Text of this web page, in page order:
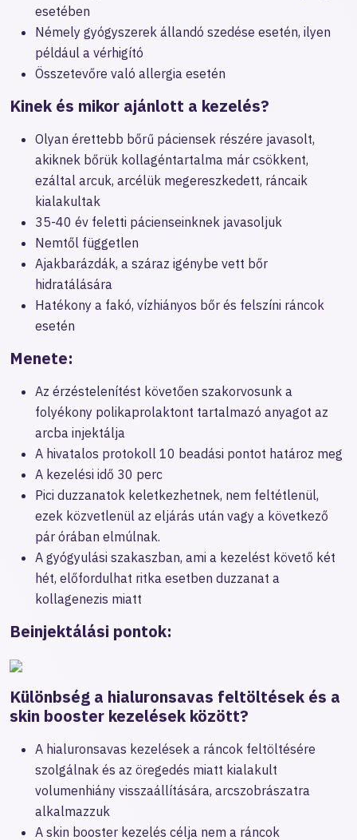
esetében
Némely gyógyszerek állandó szedése esetén, ilyen
például a vérhigító
Összetevőre való allergia esetén
Kinek és mikor ajánlott a kezelés?
Olyan érettebb bőrű páciensek részére javasolt,
akiknek bőrük kollagéntartalma már csökkent,
ezáltal arcuk, arcélük megereszkedett, ráncaik
kialakultak
35-40 év feletti pácienseinknek javasoljuk
Nemtől független
Ajakbarázdák, a száraz igénybe vett bőr
hidratálására
Hatékony a fakó, vízhiányos bőr és felszíni ráncok
esetén
Menete:
Az érzéstelenítést követően szakorvosunk a
folyékony polikaprolaktont tartalmazó anyagot az
arcba injektálja
A hivatalos protokoll 10 beadási pontot határoz meg
A kezelési idő 30 perc
Pici duzzanatok keletkezhetnek, nem feltétlenül,
ezek közvetlenül az eljárás után vagy a következő
pár órában elmúlnak.
A gyógyulási szakaszban, ami a kezelést követő két
hét, előfordulhat ritka esetben duzzanat a
kollagenezis miatt
Beinjektálási pontok:
Különbség a hialuronsavas feltöltések és a
skin booster kezelések között?
A hialuronsavas kezelések a ráncok feltöltésére
szolgálnak és az öregedés miatt kialakult
volumenhiány visszaállítására, arcszobrászatra
alkalmazzuk
A skin booster kezelés célja nem a ráncok